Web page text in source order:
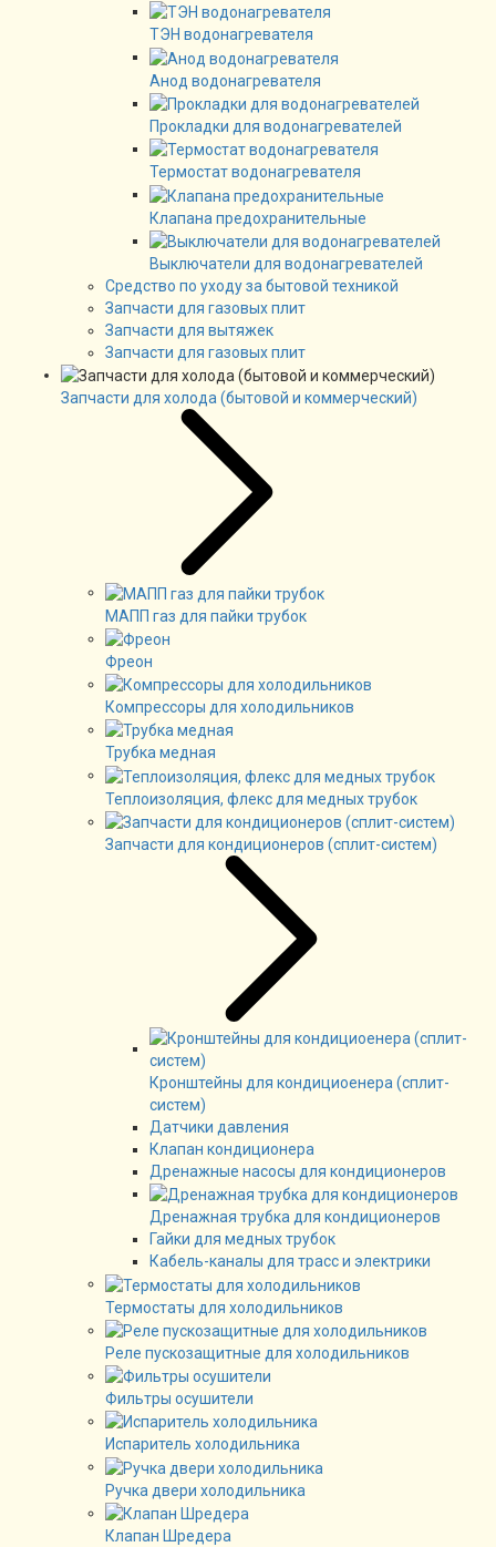
ТЭН водонагревателя
Анод водонагревателя
Прокладки для водонагревателей
Термостат водонагревателя
Клапана предохранительные
Выключатели для водонагревателей
Средство по уходу за бытовой техникой
Запчасти для газовых плит
Запчасти для вытяжек
Запчасти для газовых плит
Запчасти для холода (бытовой и коммерческий)
МАПП газ для пайки трубок
Фреон
Компрессоры для холодильников
Трубка медная
Теплоизоляция, флекс для медных трубок
Запчасти для кондиционеров (сплит-систем)
Кронштейны для кондициоенера (сплит-
систем)
Датчики давления
Клапан кондиционера
Дренажные насосы для кондиционеров
Дренажная трубка для кондиционеров
Гайки для медных трубок
Кабель-каналы для трасс и электрики
Термостаты для холодильников
Реле пускозащитные для холодильников
Фильтры осушители
Испаритель холодильника
Ручка двери холодильника
Клапан Шредера